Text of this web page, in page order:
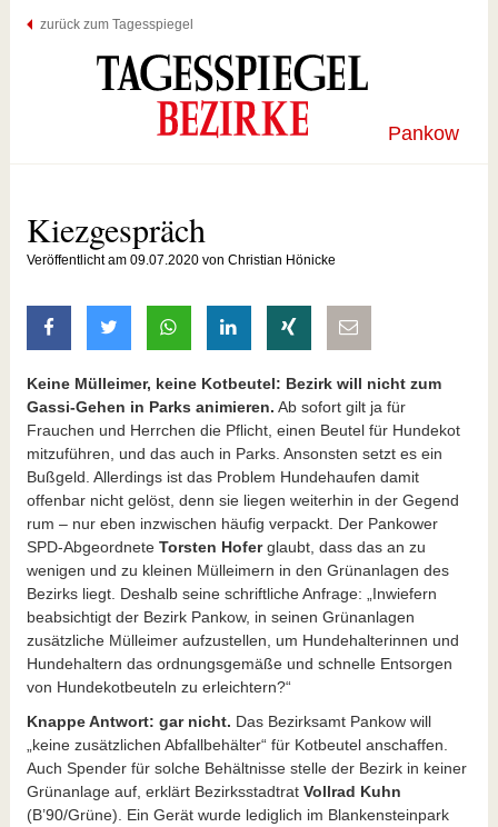
zurück zum Tagesspiegel
Pankow
Kiezgespräch
Veröffentlicht am 09.07.2020 von Christian Hönicke
auf Facebook teilen
auf Twitter teilenmit Whatsapp teilen
auf LinkedIn teilen
auf Xing teilen
Keine Mülleimer, keine Kotbeutel: Bezirk will nicht zum
Gassi-Gehen in Parks animieren. Ab sofort gilt ja für
Frauchen und Herrchen die Pflicht, einen Beutel für Hundekot
mitzuführen, und das auch in Parks. Ansonsten setzt es ein
Bußgeld. Allerdings ist das Problem Hundehaufen damit
offenbar nicht gelöst, denn sie liegen weiterhin in der Gegend
rum – nur eben inzwischen häufig verpackt. Der Pankower
SPD-Abgeordnete Torsten Hoferglaubt, dass das an zu
wenigen und zu kleinen Mülleimern in den Grünanlagen des
Bezirks liegt. Deshalb seine schriftliche Anfrage: „Inwiefern
beabsichtigt der Bezirk Pankow, in seinen Grünanlagen
zusätzliche Mülleimer aufzustellen, um Hundehalterinnen und
Hundehaltern das ordnungsgemäße und schnelle Entsorgen
von Hundekotbeuteln zu erleichtern?“
Knappe Antwort: gar nicht. Das Bezirksamt Pankow will
„keine zusätzlichen Abfallbehälter“ für Kotbeutel anschaffen.
Auch Spender für solche Behältnisse stelle der Bezirk in keiner
Grünanlage auf, erklärt Bezirksstadtrat Vollrad Kuhn
(B’90/Grüne). Ein Gerät wurde lediglich im Blankensteinpark